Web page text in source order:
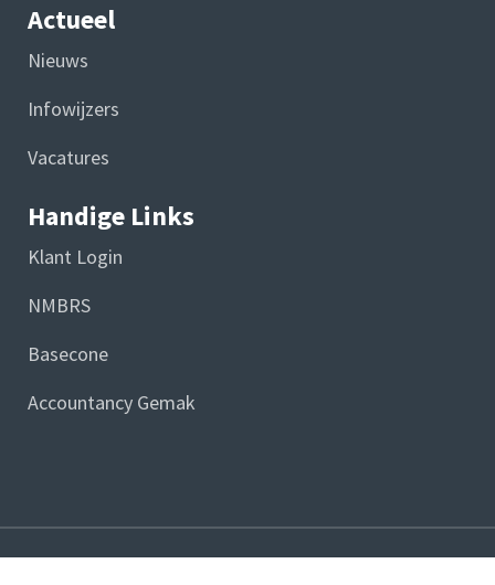
Actueel
Nieuws
Infowijzers
Vacatures
Handige Links
Klant Login
NMBRS
Basecone
Accountancy Gemak